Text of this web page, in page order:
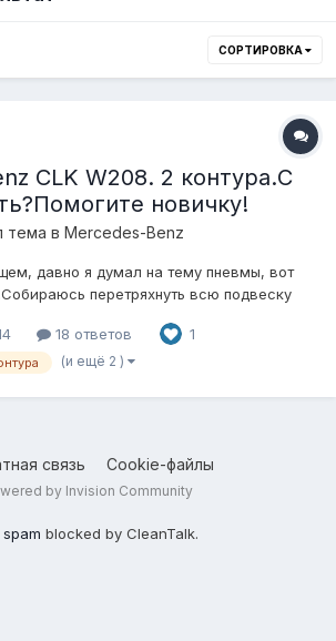
СОРТИРОВКА
CLK W208. 2 контура.С
новичку!
тема в Mercedes-Benz
давно я думал на тему пневмы, вот
перетряхнуть всю подвеску
этой теме можно сказать, что
не понимаю Помогайте! С передними
18 ответов 1
(и ещё 2 )
связь Cookie-файлы
by Invision Community
spam blocked by CleanTalk.